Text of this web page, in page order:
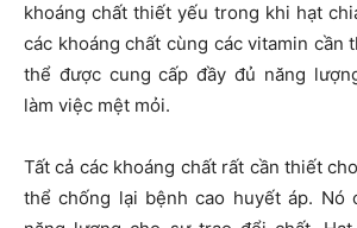
khoáng chất thiết yếu trong khi hạt
các khoáng chất cùng các vitamin cần
thể được cung cấp đầy đủ năng
làm việc mệt mỏi.
Tất cả các khoáng chất rất cần thiết
thể chống lại bệnh cao huyết áp. Nó